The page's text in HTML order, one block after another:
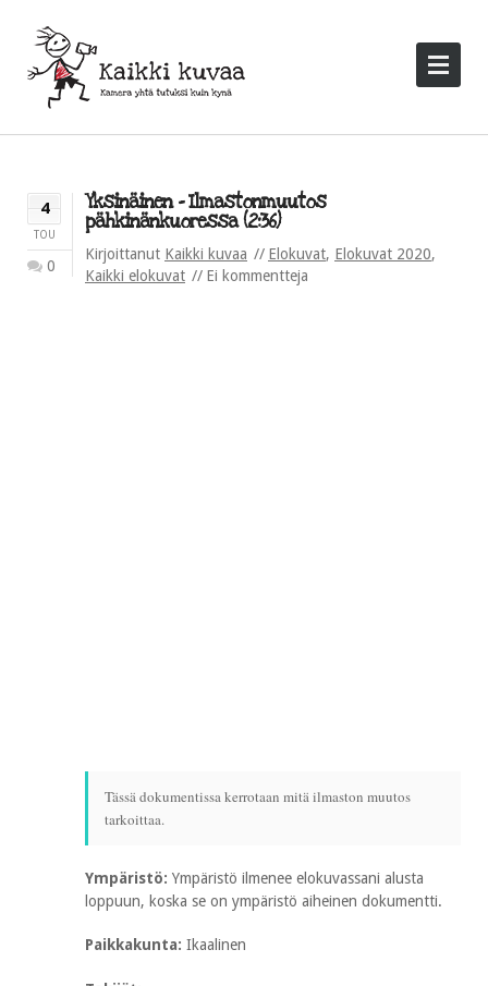
4
TOU
0
Yksinäinen – Ilmastonmuutos
pähkinänkuoressa (2:36)
Kirjoittanut Kaikki kuvaa Elokuvat, Elokuvat 2020,
Kaikki elokuvat
Ei kommentteja
Tässä dokumentissa kerrotaan mitä ilmaston muutos
tarkoittaa.
Ympäristö: Ympäristö ilmenee elokuvassani alusta
loppuun, koska se on ympäristö aiheinen dokumentti.
Paikkakunta: Ikaalinen